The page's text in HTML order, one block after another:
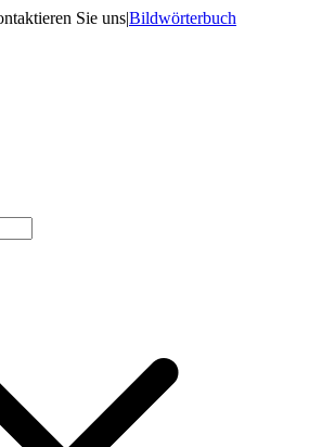
Sie uns|Bildwörterbuch